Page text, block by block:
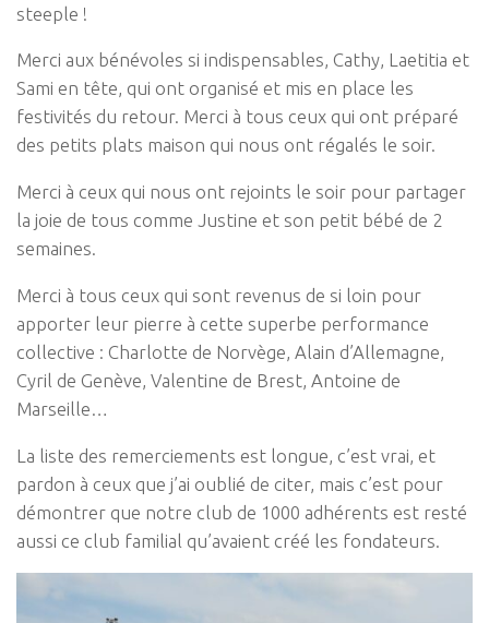
steeple !
Merci aux bénévoles si indispensables, Cathy, Laetitia et
Sami en tête, qui ont organisé et mis en place les
festivités du retour. Merci à tous ceux qui ont préparé
des petits plats maison qui nous ont régalés le soir.
Merci à ceux qui nous ont rejoints le soir pour partager
la joie de tous comme Justine et son petit bébé de 2
semaines.
Merci à tous ceux qui sont revenus de si loin pour
apporter leur pierre à cette superbe performance
collective : Charlotte de Norvège, Alain d’Allemagne,
Cyril de Genève, Valentine de Brest, Antoine de
Marseille…
La liste des remerciements est longue, c’est vrai, et
pardon à ceux que j’ai oublié de citer, mais c’est pour
démontrer que notre club de 1000 adhérents est resté
aussi ce club familial qu’avaient créé les fondateurs.